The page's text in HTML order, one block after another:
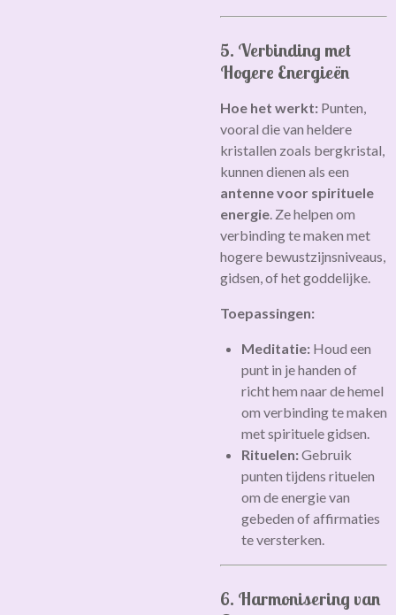
5. Verbinding met
Hogere Energieën
Hoe het werkt: Punten,
vooral die van heldere
kristallen zoals bergkristal,
kunnen dienen als een
antenne voor spirituele
energie. Ze helpen om
verbinding te maken met
hogere bewustzijnsniveaus,
gidsen, of het goddelijke.
Toepassingen:
Meditatie: Houd een
punt in je handen of
richt hem naar de hemel
om verbinding te maken
met spirituele gidsen.
Rituelen:Gebruik
punten tijdens rituelen
om de energie van
gebeden of affirmaties
te versterken.
6. Harmonisering van